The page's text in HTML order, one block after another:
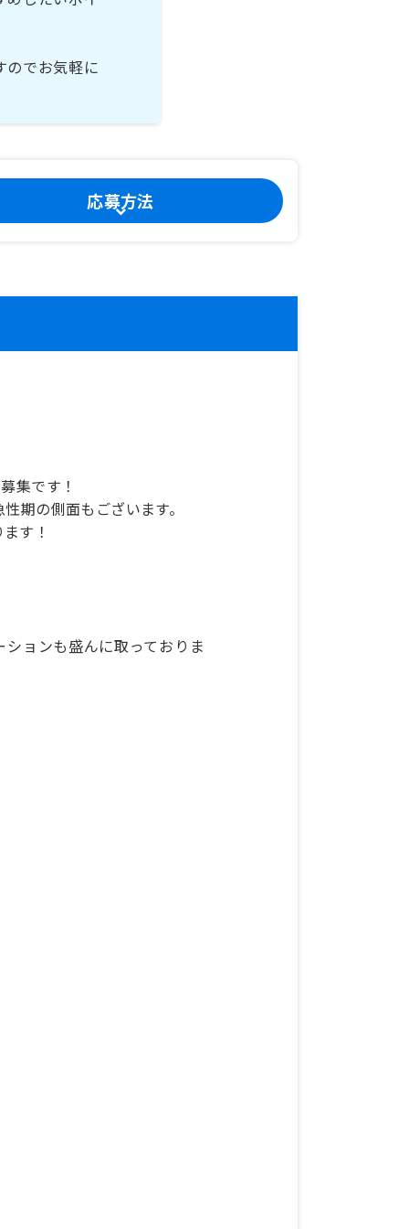
のでお気軽に
応募方法
集です！
期の側面もございます。
す！
ョンも盛んに取っておりま